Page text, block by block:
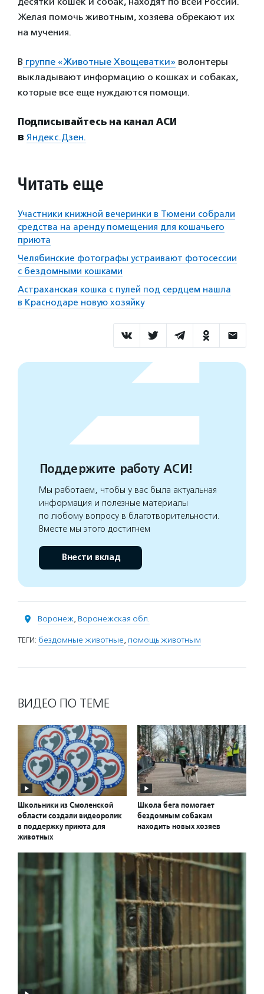
Желая помочь животным, хозяева обрекают их
на мучения.
В группе «Животные Хвощеватки» волонтеры
выкладывают информацию о кошках и собаках,
которые все еще нуждаются помощи.
Подписывайтесь на канал АСИ
в Яндекс.Дзен.
Читать еще
Участники книжной вечеринки в Тюмени собрали
средства на аренду помещения для кошачьего
приюта
Челябинские фотографы устраивают фотосессии
с бездомными кошками
Астраханская кошка с пулей под сердцем нашла
в Краснодаре новую хозяйку
Поддержите работу АСИ!
Мы работаем, чтобы у вас была актуальная
информация и полезные материалы
по любому вопросу в благотворительности.
Вместе мы этого достигнем
Внести вклад
Воронеж, Воронежская обл.
ТЕГИ: бездомные животные, помощь животным
ВИДЕО ПО ТЕМЕ
Школьники из Смоленской
области создали видеоролик
в поддержку приюта для
животных
Школа бега помогает
бездомным собакам
находить новых хозяев